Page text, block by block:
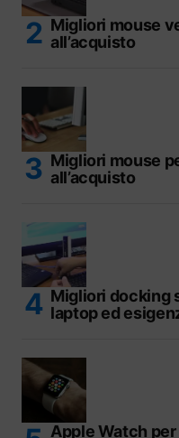
Migliori mouse
all’acquisto
Migliori mouse
all’acquisto
Migliori docking
laptop ed
Apple Watch